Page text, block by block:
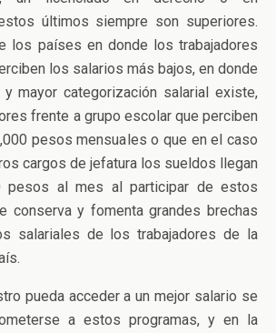
últimos siempre son superiores.
los países en donde los trabajadores
los salarios más bajos, en donde
mayor categorización salarial existe,
frente a grupo escolar que perciben
pesos mensuales o que en el caso
cargos de jefatura los sueldos llegan
pesos al mes al participar de estos
conserva y fomenta grandes brechas
salariales de los trabajadores de la
pueda acceder a un mejor salario se
a estos programas, y en la